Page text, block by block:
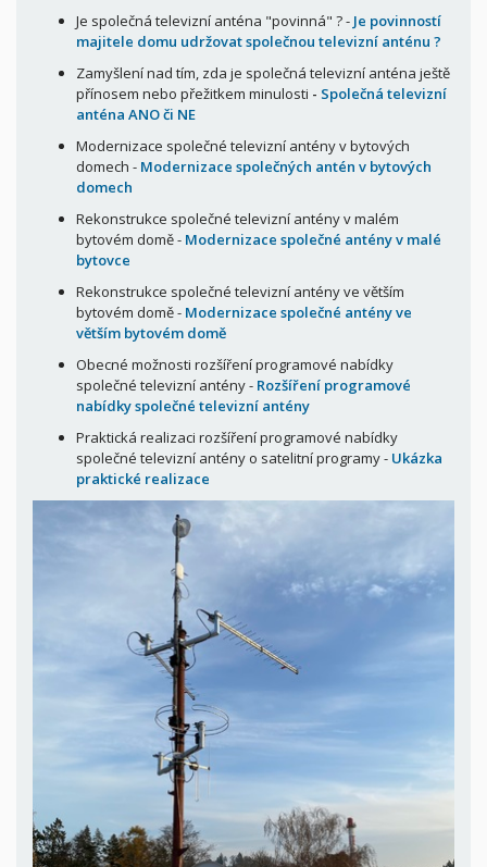
Je společná televizní anténa "povinná" ? - Je povinností
majitele domu udržovat společnou televizní anténu ?
Zamyšlení nad tím, zda je společná televizní anténa ještě
přínosem nebo přežitkem minulosti - Společná televizní
anténa ANO či NE
Modernizace společné televizní antény v bytových
domech - Modernizace společných antén v bytových
domech
Rekonstrukce společné televizní antény v malém
bytovém domě - Modernizace společné antény v malé
bytovce
Rekonstrukce společné televizní antény ve větším
bytovém domě - Modernizace společné antény ve
větším bytovém domě
Obecné možnosti rozšíření programové nabídky
společné televizní antény - Rozšíření programové
nabídky společné televizní antény
Praktická realizaci rozšíření programové nabídky
společné televizní antény o satelitní programy - Ukázka
praktické realizace